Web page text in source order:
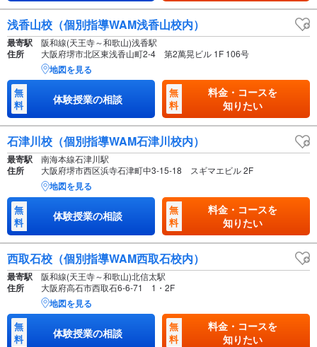
浅香山校（個別指導WAM浅香山校内）
最寄駅 阪和線(天王寺～和歌山)浅香駅
住所 大阪府堺市北区東浅香山町2-4 第2萬晃ビル 1F 106号
地図を見る
無
料
体験授業の相談
無
料
料金・コースを
知りたい
石津川校（個別指導WAM石津川校内）
最寄駅 南海本線石津川駅
住所 大阪府堺市西区浜寺石津町中3-15-18 スギマエビル 2F
地図を見る
無
料
体験授業の相談
無
料
料金・コースを
知りたい
西取石校（個別指導WAM西取石校内）
最寄駅 阪和線(天王寺～和歌山)北信太駅
住所 大阪府高石市西取石6-6-71 1・2F
地図を見る
無
料
体験授業の相談
無
料
料金・コースを
知りたい